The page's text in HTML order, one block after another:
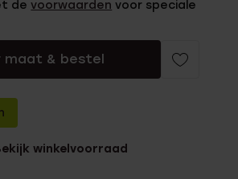
devoorwaarden voor speciale
maat & bestel
winkelvoorraad